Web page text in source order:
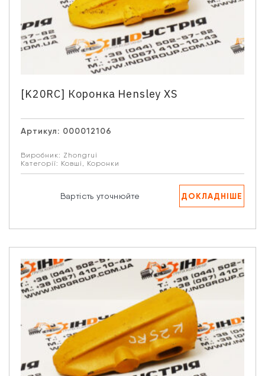
[K20RC] Коронка Hensley XS
Артикул: 000012106
Виробник: Zhongrui
Категорії: Ковші , Коронки
Вартість уточнюйте ДОКЛАДНІШЕ